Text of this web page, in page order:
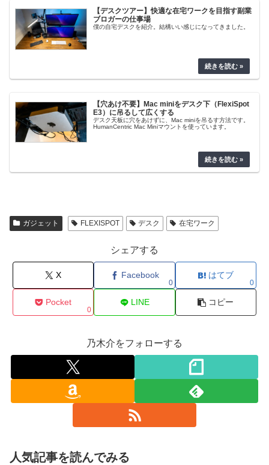
【デスクツアー】快適な在宅ワークを目指す副業
ブロガーの仕事場
僕の自宅デスクを紹介。結構いい感じになってきました。
【穴あけ不要】Mac miniをデスク下（FlexiSpot
E3）に吊るして広くする
デスク天板に穴をあけずに、Mac miniを吊るす方法です。
HumanCentric Mac Miniマウントを使っています。
ガジェット FLEXISPOT デスク 在宅ワーク
シェアする
X Facebook
0
はてブ
0
Pocket
0
LINE コピー
乃木介をフォローする
人気記事を読んでみる